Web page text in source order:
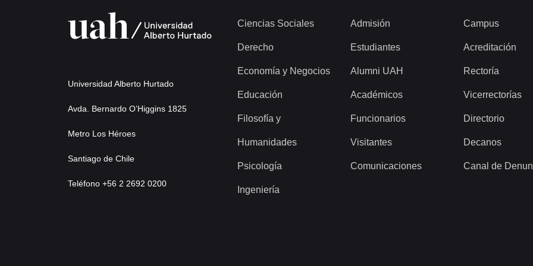
Universidad Alberto Hurtado
Avda. Bernardo O’Higgins 1825
Metro Los Héroes
Santiago de Chile
Teléfono +56 2 2692 0200
Ciencias Sociales
Derecho
Economía y Negocios
Educación
Filosofía y
Humanidades
Psicología
Ingeniería
Admisión
Estudiantes
Alumni UAH
Académicos
Funcionarios
Visitantes
Comunicaciones
Campus
Acreditación
Rectoría
Vicerrectorías
Directorio
Decanos
Canal de